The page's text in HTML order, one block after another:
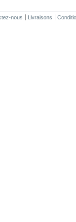
nous Livraisons